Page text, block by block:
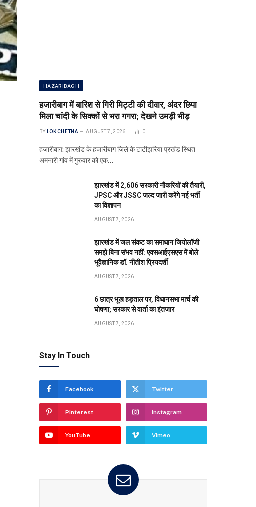
HAZARIBAGH
हजारीबाग में बारिश से गिरी मिट्टी की दीवार, अंदर छिपा
मिला चांदी के सिक्कों से भरा गगरा; देखने उमड़ी भीड़
BY LOK CHETNA AUGUST 7, 2026 0
हजारीबाग: झारखंड के हजारीबाग जिले के टाटीझरिया प्रखंड स्थित
अमनारी गांव में गुरुवार को एक…
झारखंड में 2,606 सरकारी नौकरियों की तैयारी,
JPSC और JSSC जल्द जारी करेंगे नई भर्ती
का विज्ञापन
AUGUST 7, 2026
झारखंड में जल संकट का समाधान जियोलॉजी
समझे बिना संभव नहीं: एक्सआईएसएस में बोले
भूवैज्ञानिक डॉ. नीतीश प्रियदर्शी
AUGUST 7, 2026
6 छात्र भूख हड़ताल पर, विधानसभा मार्च की
घोषणा; सरकार से वार्ता का इंतजार
AUGUST 7, 2026
Stay In Touch
Facebook Twitter
Pinterest Instagram
YouTube Vimeo